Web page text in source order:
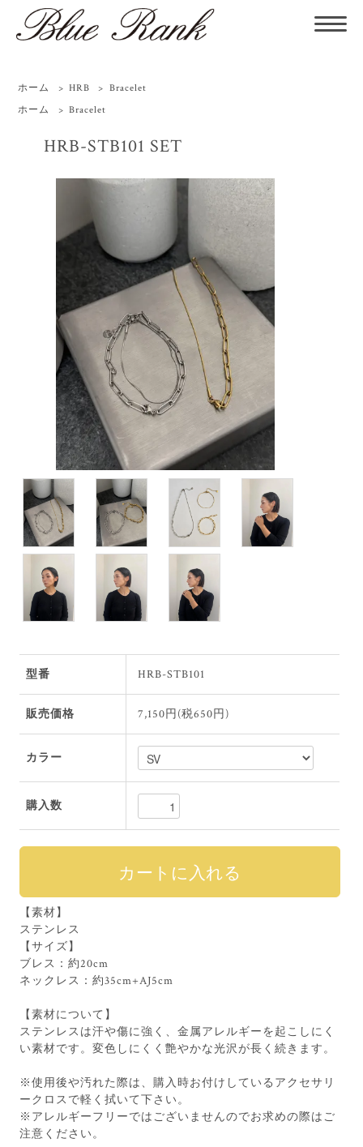
ホーム > HRB > Bracelet
ホーム
> Bracelet
HRB-STB101 SET
型番 HRB-STB101
販売価格 7,150円(税650円)
カラー
購入数
【素材】
ステンレス
【サイズ】
ブレス：約20cm
ネックレス：約35cm+AJ5cm
【素材について】
ステンレスは汗や傷に強く、金属アレルギーを起こしにく
い素材です。変色しにくく艶やかな光沢が長く続きます。
※使用後や汚れた際は、購入時お付けしているアクセサリ
ークロスで軽く拭いて下さい。
※アレルギーフリーではございませんのでお求めの際はご
注意ください。